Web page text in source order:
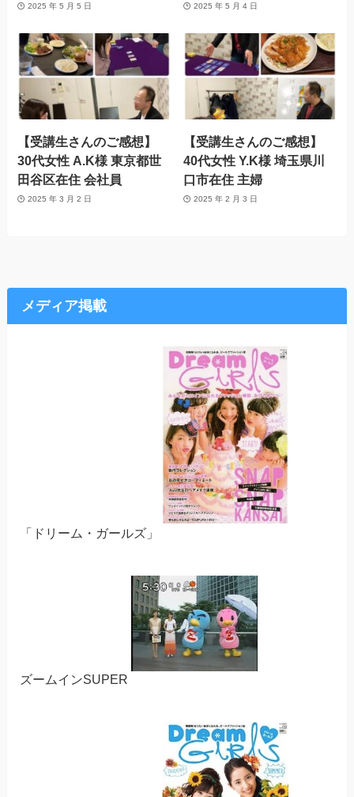
2025 年 5 月 5 日 2025 年 5 月 4 日
【受講生さんのご感想】
30代女性 A.K様 東京都世
田谷区在住 会社員
2025 年 3 月 2 日
【受講生さんのご感想】
40代女性 Y.K様 埼玉県川
口市在住 主婦
2025 年 2 月 3 日
メディア掲載
「ドリーム・ガールズ」
ズームインSUPER